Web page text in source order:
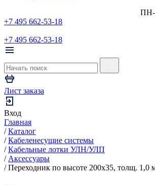
ПН-
+7 495 662-53-18
+7 495 662-53-18
Лист заказа
Вход
Главная
/ Каталог
/ Кабеленесущие системы
/ Кабельные лотки УЛН/УЛП
/ Аксессуары
/ Переходник по высоте 200х35, толщ. 1,0